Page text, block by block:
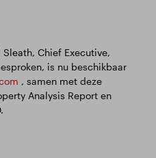
Chief Executive,
is nu beschikbaar
, samen met deze
Analysis Report en